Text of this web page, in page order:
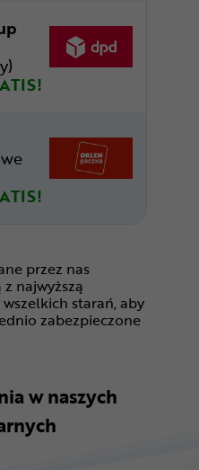
przez nas
najwyższą
wszelkich starań, aby
zabezpieczone
w naszych